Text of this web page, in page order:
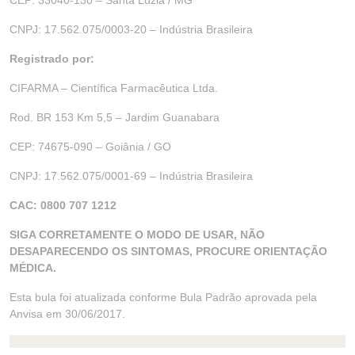
CNPJ: 17.562.075/0003-20 – Indústria Brasileira
Registrado por:
CIFARMA – Científica Farmacêutica Ltda.
Rod. BR 153 Km 5,5 – Jardim Guanabara
CEP: 74675-090 – Goiânia / GO
CNPJ: 17.562.075/0001-69 – Indústria Brasileira
CAC: 0800 707 1212
SIGA CORRETAMENTE O MODO DE USAR, NÃO
DESAPARECENDO OS SINTOMAS, PROCURE ORIENTAÇÃO
MÉDICA.
Esta bula foi atualizada conforme Bula Padrão aprovada pela
Anvisa em 30/06/2017.